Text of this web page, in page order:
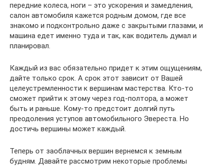
передние колеса, ноги – это ускорения и замедления,
салон автомобиля кажется родным домом, где все
знакомо и подконтрольно даже с закрытыми глазами, и
машина едет именно туда и так, как водитель думал и
планировал.
Каждый из вас обязательно придет к этим ощущениям,
дайте только срок. А срок этот зависит от Вашей
целеустремленности к вершинам мастерства. Кто-то
сможет прийти к этому через год-полтора, а может
быть и раньше. Кому-то предстоит долгий путь
преодоления уступов автомобильного Эвереста. Но
достичь вершины может каждый.
Теперь от заоблачных вершин вернемся к земным
будням. Давайте рассмотрим некоторые проблемы